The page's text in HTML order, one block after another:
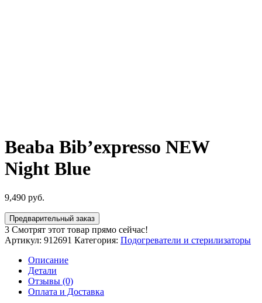
Beaba Bib’expresso NEW
Night Blue
9,490 руб.
Предварительный заказ
3 Смотрят этот товар прямо сейчас!
Артикул: 912691 Категория: Подогреватели и стерилизаторы
Описание
Детали
Отзывы (0)
Оплата и Доставка